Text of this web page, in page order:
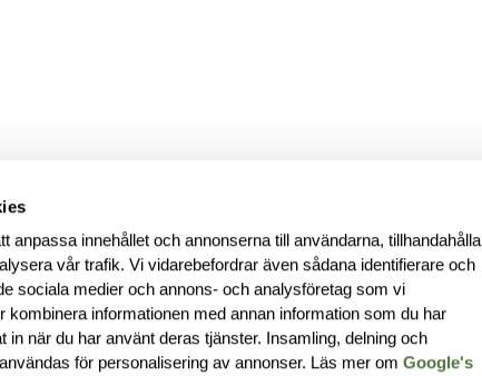
anpassa innehållet och annonserna till användarna, tillhandahålla
vår trafik. Vi vidarebefordrar även sådana identifierare och
sociala medier och annons- och analysföretag som vi
informationen med annan information som du har
in när du har använt deras tjänster. Insamling, delning och
för personalisering av annonser. Läs mer omGoogle's